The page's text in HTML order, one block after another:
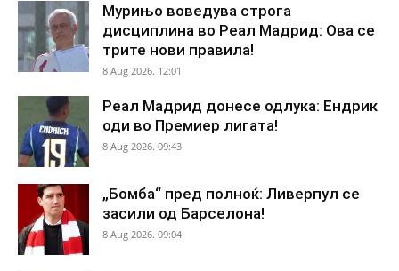
Мурињо воведува строга
дисциплина во Реал Мадрид: Ова се
трите нови правила!
8 Aug 2026. 12:01
Реал Мадрид донесе одлука: Ендрик
оди во Премиер лигата!
8 Aug 2026. 09:43
„Бомба“ пред полноќ: Ливерпул се
засили од Барселона!
8 Aug 2026. 09:04